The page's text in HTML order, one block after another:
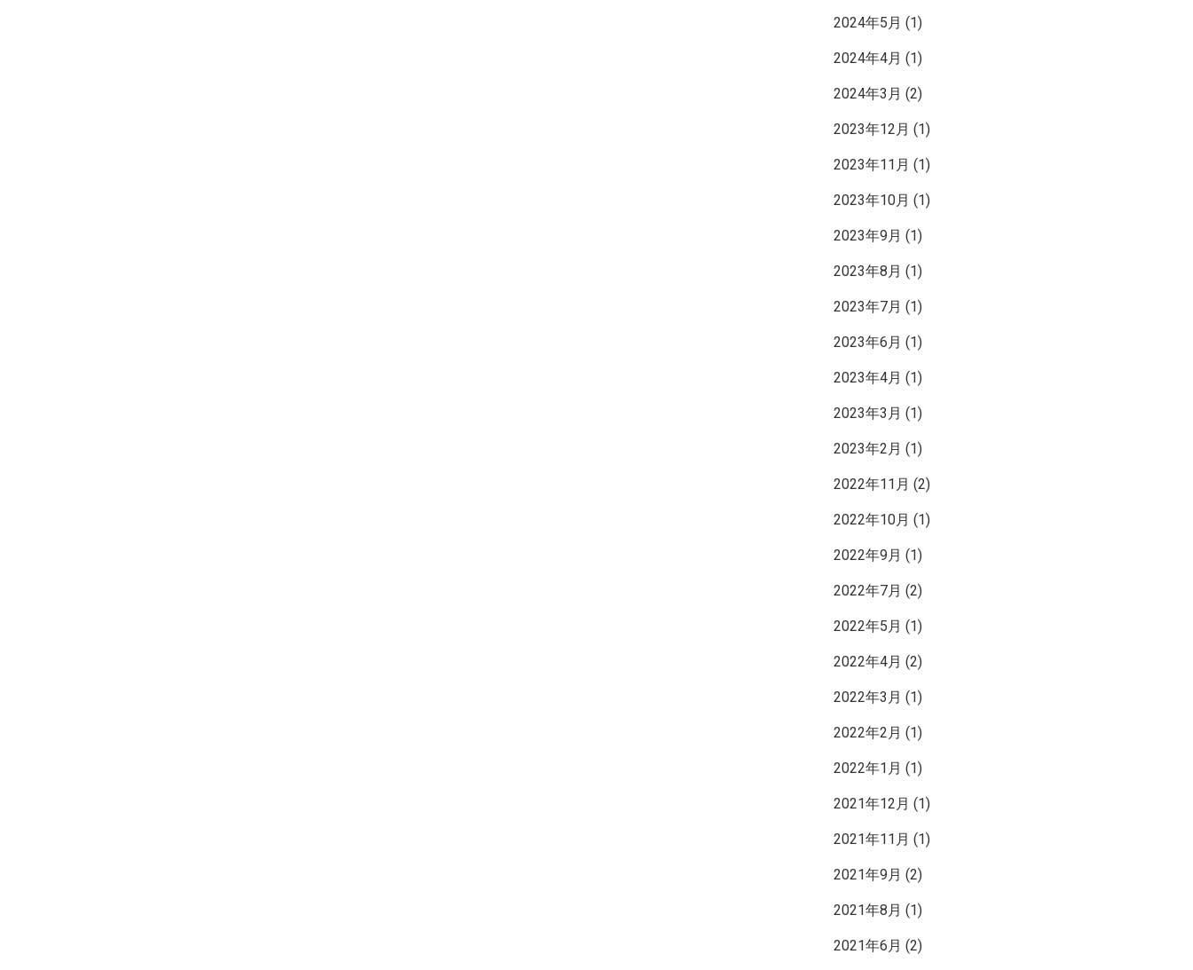
2024年5月 (1)
2024年4月 (1)
2024年3月 (2)
2023年12月 (1)
2023年11月 (1)
2023年10月 (1)
2023年9月 (1)
2023年8月 (1)
2023年7月 (1)
2023年6月 (1)
2023年4月 (1)
2023年3月 (1)
2023年2月 (1)
2022年11月 (2)
2022年10月 (1)
2022年9月 (1)
2022年7月 (2)
2022年5月 (1)
2022年4月 (2)
2022年3月 (1)
2022年2月 (1)
2022年1月 (1)
2021年12月 (1)
2021年11月 (1)
2021年9月 (2)
2021年8月 (1)
2021年6月 (2)